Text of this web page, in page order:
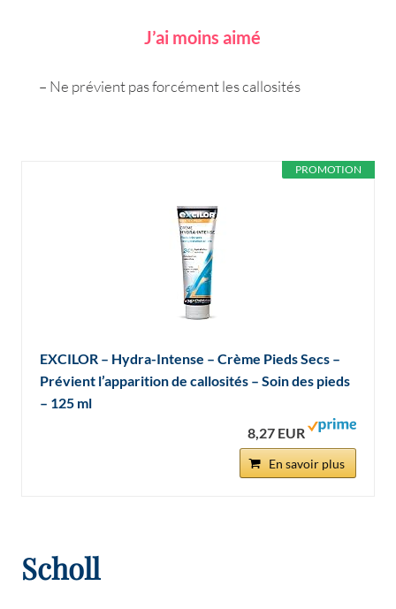
J’ai moins aimé
– Ne prévient pas forcément les callosités
PROMOTION
EXCILOR – Hydra-Intense – Crème Pieds Secs –
Prévient l’apparition de callosités – Soin des pieds
– 125 ml
8,27 EUR
En savoir plus
Scholl